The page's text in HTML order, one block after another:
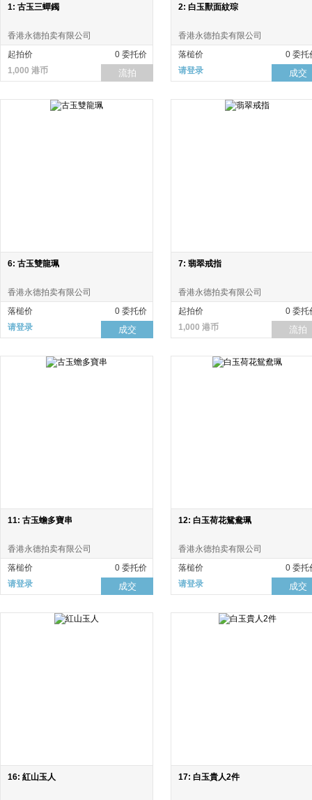
1: 古玉三蟬鐲
香港永德拍卖有限公司
起拍价
0 委托价
1,000 港币
流拍
2: 白玉獸面紋琮
香港永德拍卖有限公司
落槌价
0 委托
请登录
成交
6: 古玉雙龍珮
香港永德拍卖有限公司
落槌价
0 委托价
请登录
成交
7: 翡翠戒指
香港永德拍卖有限公司
起拍价
0 委托
1,000 港币
流拍
11: 古玉蟾多寶串
香港永德拍卖有限公司
落槌价
0 委托价
请登录
成交
12: 白玉荷花鴛鴦珮
香港永德拍卖有限公司
落槌价
0 委托
请登录
成交
16: 紅山玉人 17: 白玉貴人2件